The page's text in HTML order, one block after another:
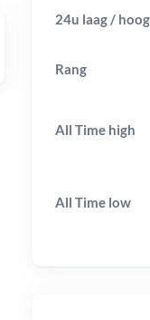
24u laag / hoog
Rang
All Time high
All Time low